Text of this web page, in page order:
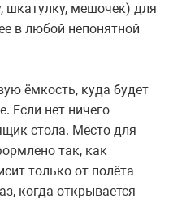
шкатулку, мешочек) для
в любой непонятной
ёмкость, куда будет
Если нет ничего
стола. Место для
так, как
только от полёта
когда открывается